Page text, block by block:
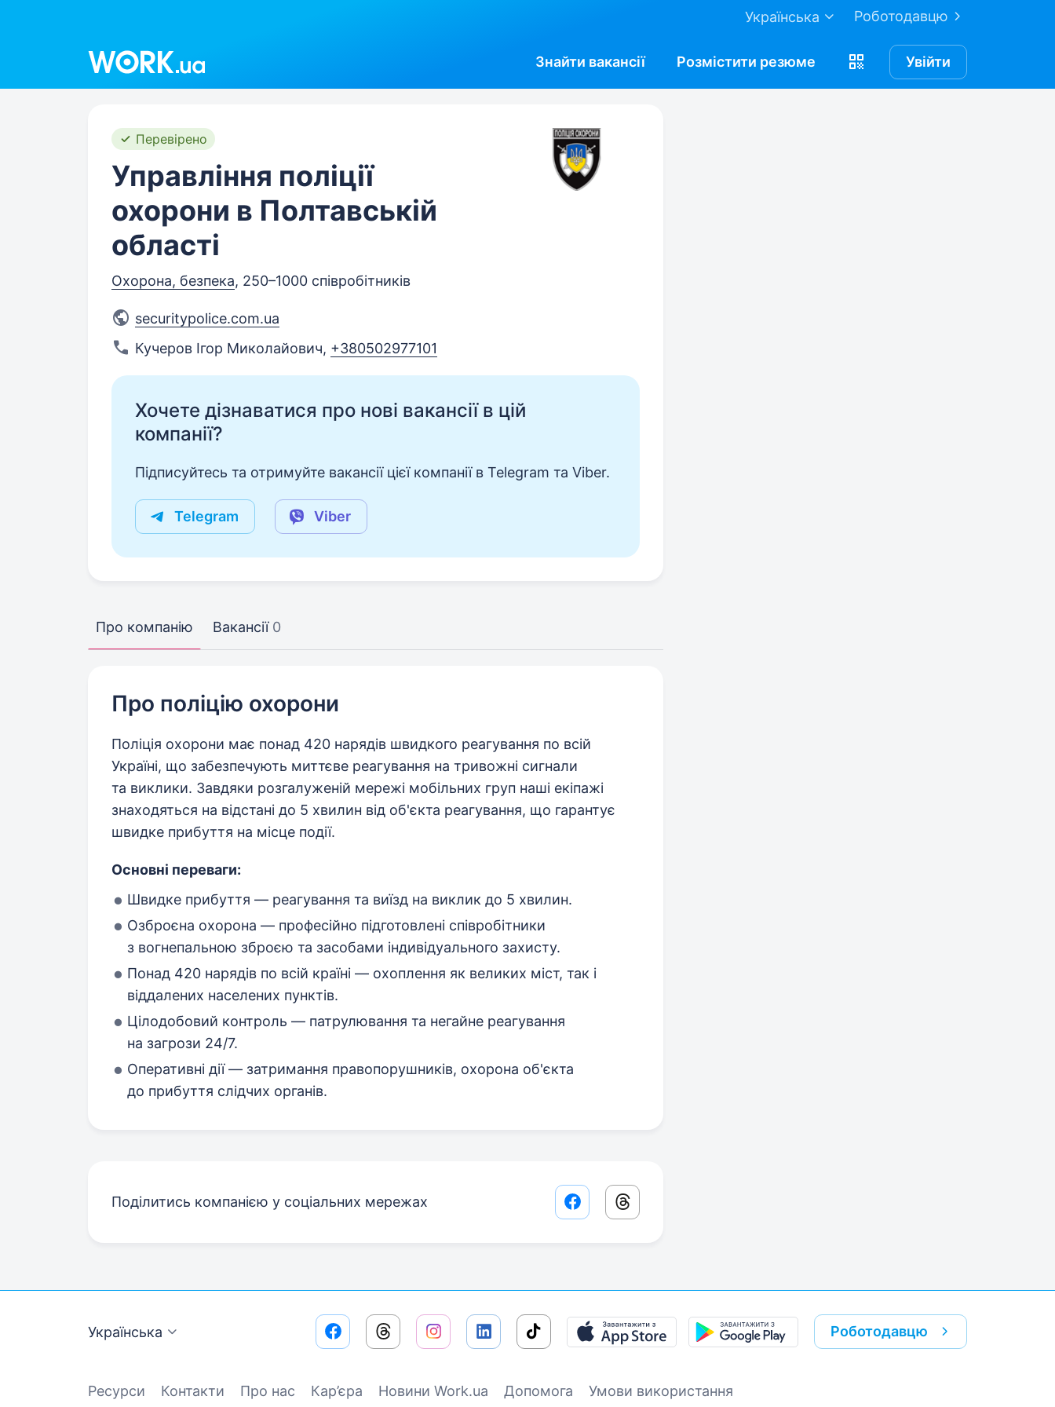
Роботодавцю
Українська
Знайти вакансії Розмістити резюме Увійти
Перевірено
Управління поліції
охорони в Полтавській
області
Охорона, безпека, 250–1000 співробітників
securitypolice.com.ua
Кучеров Ігор Миколайович, +380502977101
Хочете дізнаватися про нові вакансії в цій
компанії?
Підписуйтесь та отримуйте вакансії цієї компанії в Telegram та Viber.
Telegram Viber
Про компанію Вакансії 0
Про поліцію охорони
Поліція охорони має понад 420 нарядів швидкого реагування по всій
Україні, що забезпечують миттєве реагування на тривожні сигнали
та виклики. Завдяки розгалуженій мережі мобільних груп наші екіпажі
знаходяться на відстані до 5 хвилин від об'єкта реагування, що гарантує
швидке прибуття на місце події.
Основні переваги:
Швидке прибуття — реагування та виїзд на виклик до 5 хвилин.
Озброєна охорона — професійно підготовлені співробітники
з вогнепальною зброєю та засобами індивідуального захисту.
Понад 420 нарядів по всій країні — охоплення як великих міст, так і
віддалених населених пунктів.
Цілодобовий контроль — патрулювання та негайне реагування
на загрози 24/7.
Оперативні дії — затримання правопорушників, охорона об'єкта
до прибуття слідчих органів.
Поділитись компанією у соціальних мережах Facebook share link
Threads share link
Українська Роботодавцю
Ресурси Контакти Про нас Кар’єра Новини Work.ua Допомога Умови використання